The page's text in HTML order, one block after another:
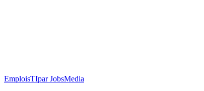
EmploisTIpar JobsMedia